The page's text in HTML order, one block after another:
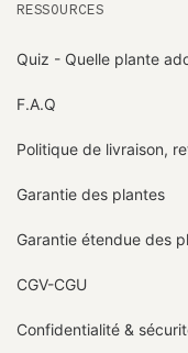
RESSOURCES
Quiz - Quelle plante
F.A.Q
Politique de livraison,
Garantie des plantes
Garantie étendue des
CGV-CGU
Confidentialité &